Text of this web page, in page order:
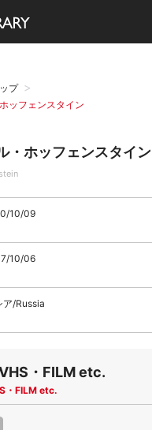
プ
ッフェンスタイン
・ホッフェンスタイン
10/09
10/06
ア/Russia
・FILM etc.
・FILM etc.